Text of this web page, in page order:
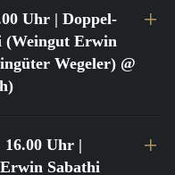
Uhr | Doppel-
(Weingut Erwin
Wegeler) @
16.00 Uhr |
Sabathi